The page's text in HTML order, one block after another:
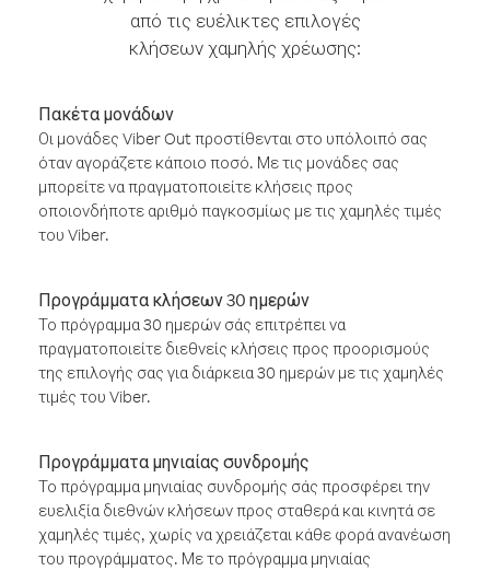
από τις ευέλικτες επιλογές
κλήσεων χαμηλής χρέωσης:
Πακέτα μονάδων
Οι μονάδες Viber Out προστίθενται στο υπόλοιπό σας
όταν αγοράζετε κάποιο ποσό. Με τις μονάδες σας
μπορείτε να πραγματοποιείτε κλήσεις προς
οποιονδήποτε αριθμό παγκοσμίως με τις χαμηλές τιμές
του Viber.
Προγράμματα κλήσεων 30 ημερών
Το πρόγραμμα 30 ημερών σάς επιτρέπει να
πραγματοποιείτε διεθνείς κλήσεις προς προορισμούς
της επιλογής σας για διάρκεια 30 ημερών με τις χαμηλές
τιμές του Viber.
Προγράμματα μηνιαίας συνδρομής
Το πρόγραμμα μηνιαίας συνδρομής σάς προσφέρει την
ευελιξία διεθνών κλήσεων προς σταθερά και κινητά σε
χαμηλές τιμές, χωρίς να χρειάζεται κάθε φορά ανανέωση
του προγράμματος. Με το πρόγραμμα μηνιαίας